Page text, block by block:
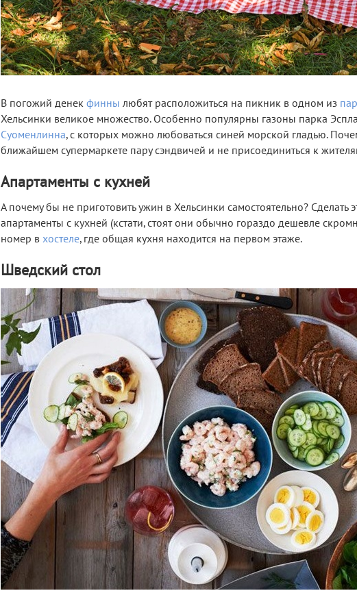
В погожий денек финны любят расположиться на пикник в одном из
Хельсинки великое множество. Особенно популярны газоны парка
Суоменлинна, с которых можно любоваться синей морской гладью.
ближайшем супермаркете пару сэндвичей и не присоединиться к
Апартаменты с кухней
А почему бы не приготовить ужин в Хельсинки самостоятельно? Сделать
апартаменты с кухней (кстати, стоят они обычно гораздо дешевле
номер в хостеле, где общая кухня находится на первом этаже.
Шведский стол